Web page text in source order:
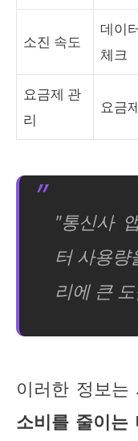
소진 속도
데이
체크
요금제 관
리
요금
"통신사
터 사용량
리에 큰
이러한 정보는
소비를 줄이는